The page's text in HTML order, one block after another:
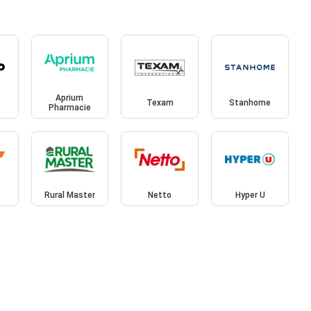
Aprium
Pharmacie
Texam Stanhome
Rural Master Netto Hyper U